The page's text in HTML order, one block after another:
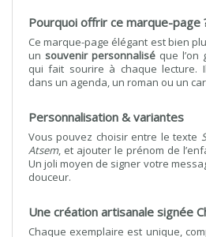
Pourquoi offrir ce marque-page
Ce marque-page élégant est bien
un souvenir personnalisé que l’on
qui fait sourire à chaque lecture.
dans un agenda, un roman ou un
Personnalisation & variantes
Vous pouvez choisir entre le texte
Atsem, et ajouter le prénom de
Un joli moyen de signer votre
douceur.
Une création artisanale signée
Chaque exemplaire est unique,